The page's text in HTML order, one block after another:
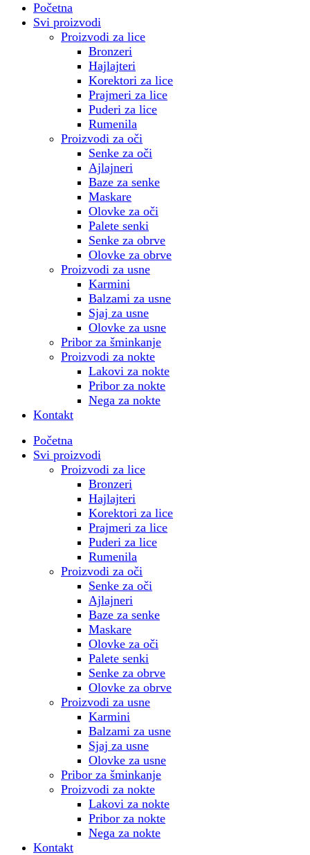
Početna
Svi proizvodi
Proizvodi za lice
Bronzeri
Hajlajteri
Korektori za lice
Prajmeri za lice
Puderi za lice
Rumenila
Proizvodi za oči
Senke za oči
Ajlajneri
Baze za senke
Maskare
Olovke za oči
Palete senki
Senke za obrve
Olovke za obrve
Proizvodi za usne
Karmini
Balzami za usne
Sjaj za usne
Olovke za usne
Pribor za šminkanje
Proizvodi za nokte
Lakovi za nokte
Pribor za nokte
Nega za nokte
Kontakt
Početna
Svi proizvodi
Proizvodi za lice
Bronzeri
Hajlajteri
Korektori za lice
Prajmeri za lice
Puderi za lice
Rumenila
Proizvodi za oči
Senke za oči
Ajlajneri
Baze za senke
Maskare
Olovke za oči
Palete senki
Senke za obrve
Olovke za obrve
Proizvodi za usne
Karmini
Balzami za usne
Sjaj za usne
Olovke za usne
Pribor za šminkanje
Proizvodi za nokte
Lakovi za nokte
Pribor za nokte
Nega za nokte
Kontakt